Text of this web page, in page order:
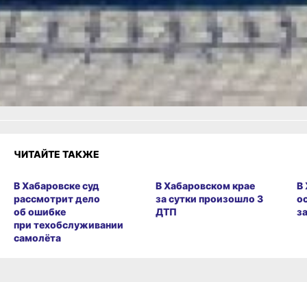
илиЯндекс.ДзениМАКС
Как вам материал?
Огонь!
Супер
Удивило
Грустно
Злость
Разочарование
ЧИТАЙТЕ ТАКЖЕ
В Хабаровске суд
рассмотрит дело
об ошибке
при техобслуживании
самолёта
В Хабаровском крае
за сутки произошло 3
ДТП
В